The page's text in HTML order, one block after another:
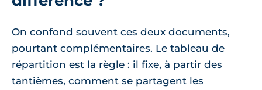
On confond souvent ces deux documents,
pourtant complémentaires. Le tableau de
répartition est la règle : il fixe, à partir des
tantièmes, comment se partagent les